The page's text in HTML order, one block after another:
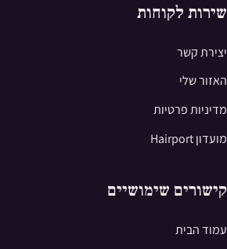
שירות לקוחות
יצירת קשר
האזור שלי
מדיניות פרטיות
מועדון Hairport
קישורים שימושיים
עמוד הבית